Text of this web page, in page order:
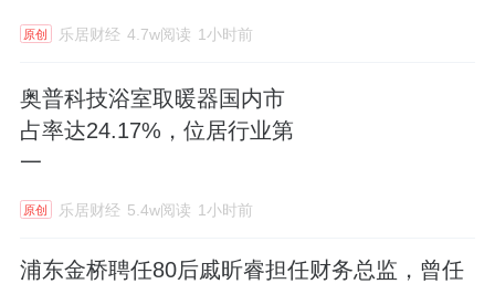
原创 乐居财经 4.7w阅读 1小时前
奥普科技浴室取暖器国内市
占率达24.17%，位居行业第
一
原创 乐居财经 5.4w阅读 1小时前
浦东金桥聘任80后戚昕睿担任财务总监，曾任